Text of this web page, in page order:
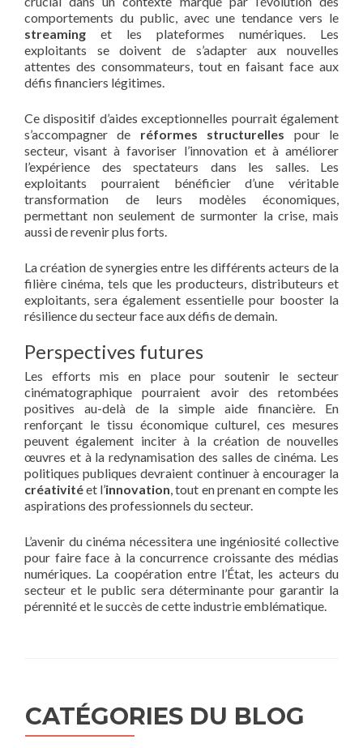
comportements du public, avec une tendance vers le
streaming et les plateformes numériques. Les
exploitants se doivent de s’adapter aux nouvelles
attentes des consommateurs, tout en faisant face aux
défis financiers légitimes.
Ce dispositif d’aides exceptionnelles pourrait également
s’accompagner de réformes structurelles pour le
secteur, visant à favoriser l’innovation et à améliorer
l’expérience des spectateurs dans les salles. Les
exploitants pourraient bénéficier d’une véritable
transformation de leurs modèles économiques,
permettant non seulement de surmonter la crise, mais
aussi de revenir plus forts.
La création de synergies entre les différents acteurs de la
filière cinéma, tels que les producteurs, distributeurs et
exploitants, sera également essentielle pour booster la
résilience du secteur face aux défis de demain.
Perspectives futures
Les efforts mis en place pour soutenir le secteur
cinématographique pourraient avoir des retombées
positives au-delà de la simple aide financière. En
renforçant le tissu économique culturel, ces mesures
peuvent également inciter à la création de nouvelles
œuvres et à la redynamisation des salles de cinéma. Les
politiques publiques devraient continuer à encourager la
créativitéet l’innovation, tout en prenant en compte les
aspirations des professionnels du secteur.
L’avenir du cinéma nécessitera une ingéniosité collective
pour faire face à la concurrence croissante des médias
numériques. La coopération entre l’État, les acteurs du
secteur et le public sera déterminante pour garantir la
pérennité et le succès de cette industrie emblématique.
CATÉGORIES DU BLOG